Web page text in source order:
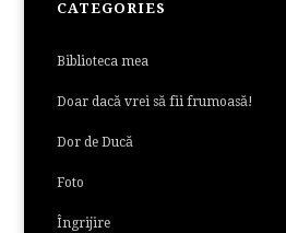
CATEGORIES
Biblioteca mea
Doar dacă vrei să fii frumoasă!
Dor de Ducă
Foto
Îngrijire